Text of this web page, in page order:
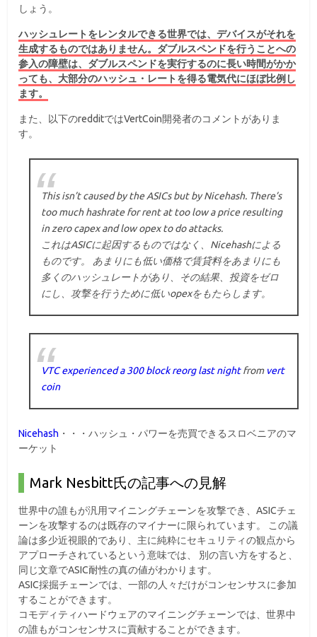
しょう。
ハッシュレートをレンタルできる世界では、デバイスがそれを
生成するものではありません。ダブルスペンドを行うことへの
参入の障壁は、ダブルスペンドを実行するのに長い時間がかか
っても、大部分のハッシュ・レートを得る電気代にほぼ比例し
ます。
また、以下のredditではVertCoin開発者のコメントがありま
す。
This isn’t caused by the ASICs but by Nicehash. There’s
too much hashrate for rent at too low a price resulting
in zero capex and low opex to do attacks.
これはASICに起因するものではなく、Nicehashによる
ものです。 あまりにも低い価格で賃貸料をあまりにも
多くのハッシュレートがあり、その結果、投資をゼロ
にし、攻撃を行うために低いopexをもたらします。
VTC experienced a 300 block reorg last nightfrom vert
coin
Nicehash ・・・ハッシュ・パワーを売買できるスロベニアのマ
ーケット
Mark Nesbitt氏の記事への見解
世界中の誰もが汎用マイニングチェーンを攻撃でき、ASICチェ
ーンを攻撃するのは既存のマイナーに限られています。 この議
論は多少近視眼的であり、主に純粋にセキュリティの観点から
アプローチされているという意味では、 別の言い方をすると、
同じ文章でASIC耐性の真の値がわかります。
ASIC採掘チェーンでは、一部の人々だけがコンセンサスに参加
することができます。
コモディティハードウェアのマイニングチェーンでは、世界中
の誰もがコンセンサスに貢献することができます。